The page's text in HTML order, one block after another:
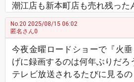
潮江店も新本町店も売れ残った
No.20 2025/08/15 06:02
匿名さん0
今夜金曜ロードショーで『火
げに録画するのは何年ぶりだろ
テレビ放送されるたびに見るの